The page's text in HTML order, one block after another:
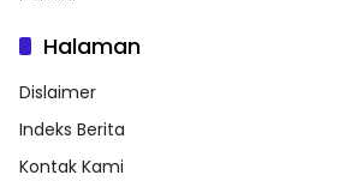
Halaman
Dislaimer
Indeks Berita
Kontak Kami